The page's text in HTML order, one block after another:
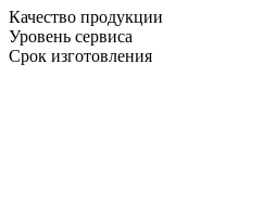
Качество продукции
Уровень сервиса
Срок изготовления